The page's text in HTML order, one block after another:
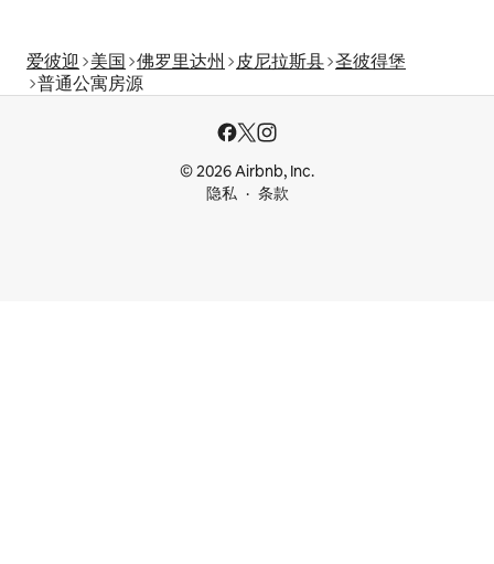
爱彼迎 美国 佛罗里达州 皮尼拉斯县 圣彼得堡
普通公寓房源
© 2026 Airbnb, Inc.
隐私
条款